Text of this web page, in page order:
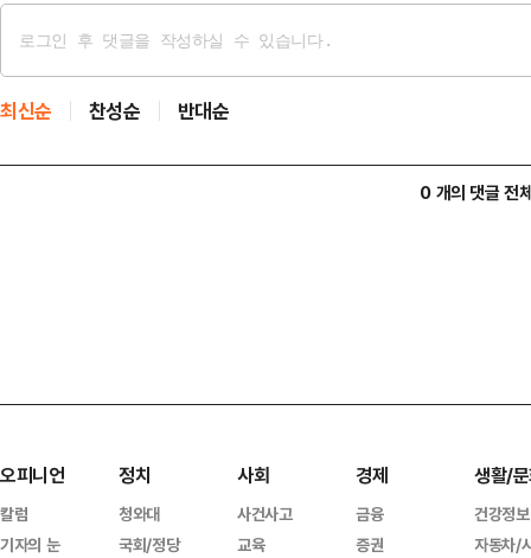
최신순 찬성순 반대순
0 개의 댓글 전
오피니언
칼럼
기자의 눈
정치
청와대
국회/정당
사회
사건사고
교육
경제
금융
증권
생활/
건강정보
자동차/